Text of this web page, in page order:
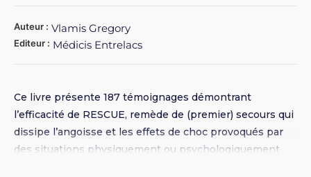
Auteur : Vlamis Gregory
Editeur : Médicis Entrelacs
Ce livre présente 187 témoignages démontrant
l’efficacité de RESCUE, remède de (premier) secours qui
dissipe l’angoisse et les effets de choc provoqués par
des situations physiquement ou psychologiquement